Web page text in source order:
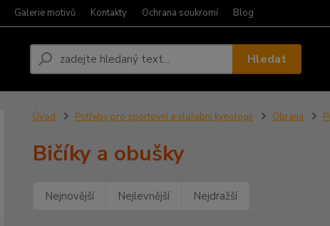
Galerie motivů Kontakty Ochrana soukromí Blog
Hledat
Úvod Potřeby pro sportovní a služební kynologii Obrana
Bičíky a obušky
Nejnovější Nejlevnější Nejdražší